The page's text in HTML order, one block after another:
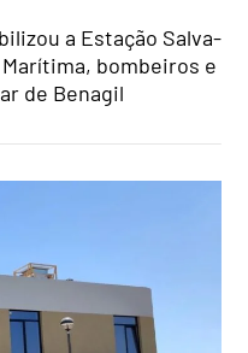
a Estação Salva-
bombeiros e
de Benagil